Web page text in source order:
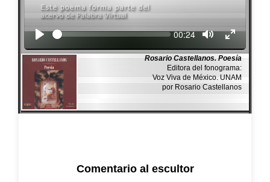
Seek Current
00:24
Rosario Castellanos. Poesía
Editora del fonograma:
Voz Viva de México. UNAM
por Rosario Castellanos
Comentario al escultor